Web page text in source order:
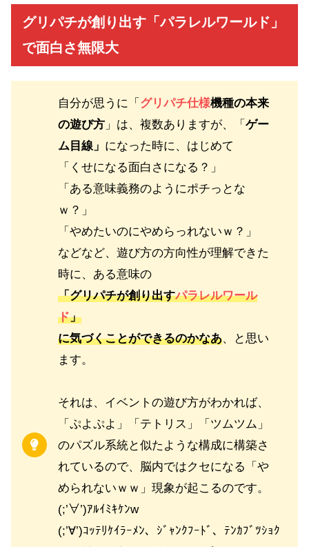
グリパチが創り出す「パラレルワールド」
で面白さ無限大
自分が思うに「 グリパチ仕様機種の本来
の遊び方 」は、複数ありますが、「 ゲー
ム目線」 になった時に、はじめて
「くせになる面白さになる？」
「ある意味義務のようにポチっとな
ｗ？」
「やめたいのにやめらっれないｗ？」
などなど、遊び方の方向性が理解できた
時に、ある意味の
「グリパチが創り出すパラレルワール
ド」
に気づくことができるのかなあ、と思い
ます。
それは、イベントの遊び方がわかれば、
「ぷよぷよ」「テトリス」「ツムツム」
のパズル系統と似たような構成に構築さ
れているので、脳内ではクセになる「や
められないｗｗ」現象が起こるのです。
(;’∀’)ｱﾙｲﾐｷｹﾝw
(;’∀’)ｺｯﾃﾘｹｲﾗｰﾒﾝ、ｼﾞｬﾝｸﾌｰﾄﾞ、ﾃﾝｶﾌﾞﾂｼｮｸ